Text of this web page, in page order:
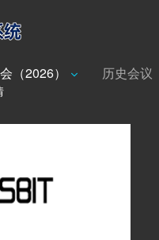
（2026） 历史会议